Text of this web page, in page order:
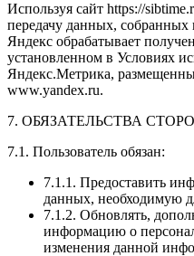
Используя сайт https://
передачу данных,
Яндекс обрабатывает
установленном в Условиях
Яндекс.Метрика,
www.yandex.ru.
7. ОБЯЗАТЕЛЬСТВА
7.1. Пользователь обязан:
7.1.1. Предоставить
данных, необходимую
7.1.2. Обновлять,
информацию о
изменения данной